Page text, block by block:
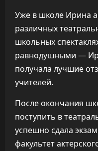
Уже в школе Ирина
различных
школьных
равнодушными —
получала лучшие
учителей.
После окончания
поступить в
успешно сдала
факультет